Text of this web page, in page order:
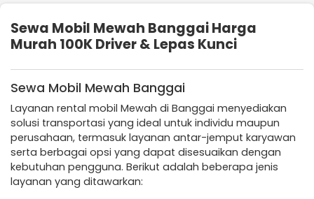
Sewa Mobil Mewah Banggai Harga
Murah 100K Driver & Lepas Kunci
Sewa Mobil Mewah Banggai
Layanan rental mobil Mewah di Banggai menyediakan
solusi transportasi yang ideal untuk individu maupun
perusahaan, termasuk layanan antar-jemput karyawan
serta berbagai opsi yang dapat disesuaikan dengan
kebutuhan pengguna. Berikut adalah beberapa jenis
layanan yang ditawarkan: